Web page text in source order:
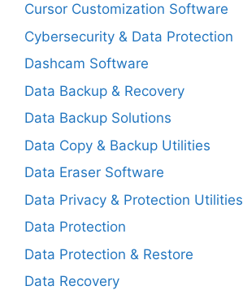
Cursor Customization Software
Cybersecurity & Data Protection
Dashcam Software
Data Backup & Recovery
Data Backup Solutions
Data Copy & Backup Utilities
Data Eraser Software
Data Privacy & Protection Utilities
Data Protection
Data Protection & Restore
Data Recovery